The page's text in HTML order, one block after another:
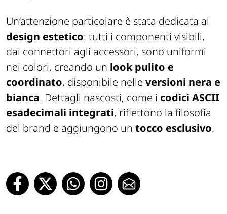
Un’attenzione particolare è stata dedicata al
design estetico: tutti i componenti visibili,
dai connettori agli accessori, sono uniformi
nei colori, creando un look pulito e
coordinato, disponibile nelle versioni nera e
bianca. Dettagli nascosti, come i codici ASCII
esadecimali integrati, riflettono la filosofia
del brand e aggiungono un tocco esclusivo.